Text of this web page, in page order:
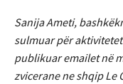
Sanija Ameti,
sulmuar për
publikuar emailet në
zvicerane ne shqip Le